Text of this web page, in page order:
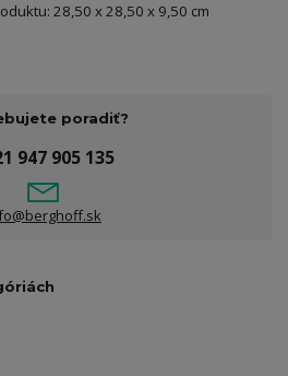
28,50 x 28,50 x 9,50 cm
poradiť?
947 905 135